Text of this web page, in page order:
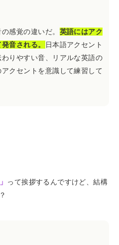
感覚の違いだ。 英語にはアク
音される。
日本語アクセント
りやすい音、リアルな英語の
クセントを意識して練習して
って挨拶するんですけど、結構